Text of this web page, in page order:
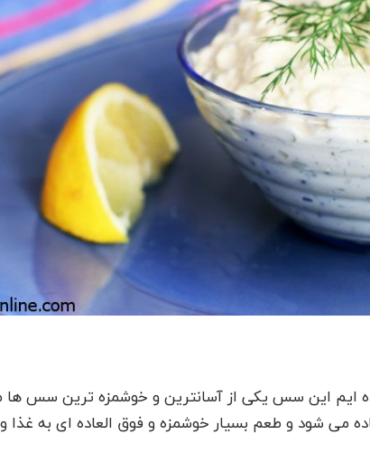
داده ایم این سس یکی از آسانترین و خوشمزه ترین سس
می شود و طعم بسیار خوشمزه و فوق العاده ای به غذا و